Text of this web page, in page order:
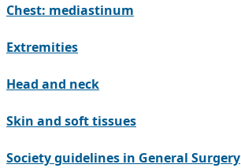
Chest: mediastinum
Extremities
Head and neck
Skin and soft tissues
Society guidelines in General Surgery